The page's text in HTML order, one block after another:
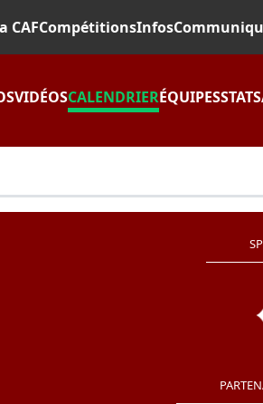
CAFCompétitionsInfos
VIDÉOSCALENDRIERÉQUIPESSTATS